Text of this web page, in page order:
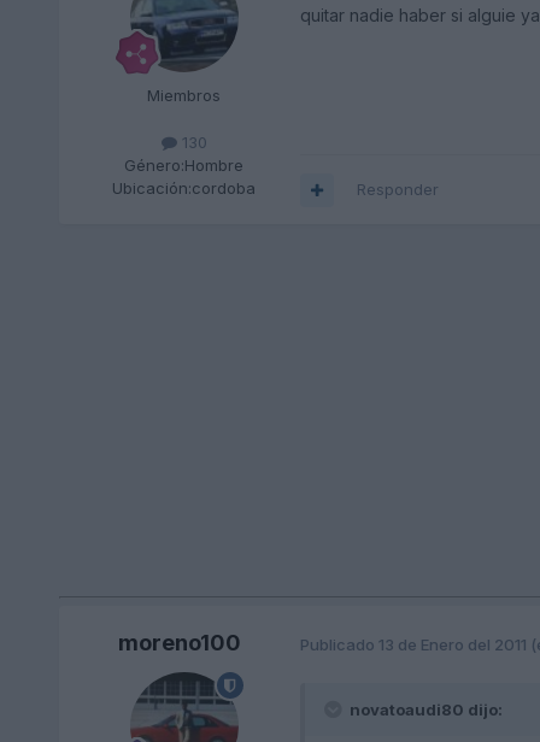
Miembros
130
Género:Hombre
Ubicación:cordoba
quitar nadie haber si alguie
Responder
moreno100 Publicado 13 de Enero del 2011
novatoaudi80 dijo: